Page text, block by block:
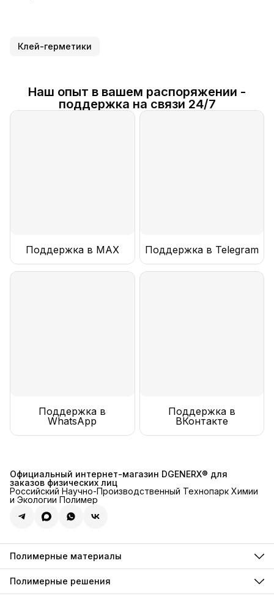
Клей-герметики
Наш опыт в вашем распоряжении -
поддержка на связи 24/7
Поддержка в MAX Поддержка в Telegram
Поддержка в
WhatsApp
Поддержка в
ВКонтакте
Официальный интернет-магазин DGENERX® для
заказов физических лиц
Российский Научно-Производственный Технопарк Химии
и Экологии Полимер
Полимерные материалы
Полимерные инъекции
Полимерные грунтовки
Полимерные компаунды
Полимерные решения